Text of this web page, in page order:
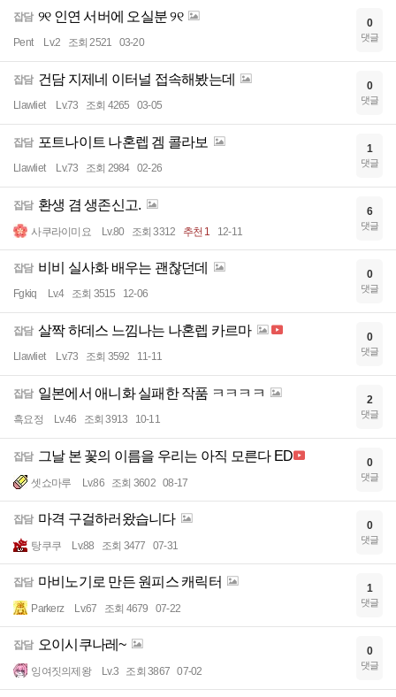
잡담 ୨୧ 인연 서버에 오실분 ୨୧
Pent Lv.2 조회 2521 03-20
0
댓글
잡담 건담 지제네 이터널 접속해봤는데
Llawliet Lv.73 조회 4265 03-05
0
댓글
잡담 포트나이트 나혼렙 겜 콜라보
Llawliet Lv.73 조회 2984 02-26
1
댓글
잡담 환생 겸 생존신고.
사쿠라이미요 Lv.80 조회 3312 추천 1 12-11
6
댓글
잡담 비비 실사화 배우는 괜찮던데
Fgkiq Lv.4 조회 3515 12-06
0
댓글
잡담 살짝 하데스 느낌나는 나혼렙 카르마
Llawliet Lv.73 조회 3592 11-11
0
댓글
잡담 일본에서 애니화 실패한 작품 ㅋㅋㅋㅋ
흑요정 Lv.46 조회 3913 10-11
2
댓글
잡담 그날 본 꽃의 이름을 우리는 아직 모른다 ED
셋쇼마루 Lv.86 조회 3602 08-17
0
댓글
잡담 마격 구걸하러왔습니다
탕쿠쿠 Lv.88 조회 3477 07-31
0
댓글
잡담 마비노기로 만든 원피스 캐릭터
Parkerz Lv.67 조회 4679 07-22
1
댓글
잡담 오이시쿠나레~
잉여짓의제왕 Lv.3 조회 3867 07-02
0
댓글